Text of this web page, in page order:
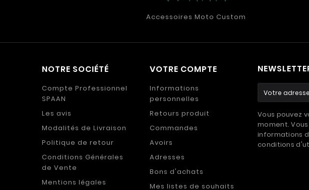
Accessoires Moto Custom
NOTRE SOCIÉTÉ
Compte Professionnel
SPAAN
Les avis
Modalités de Livraison
Politique de retour
Conditions Générales
de Vente
Mentions légales
VOTRE COMPTE
Informations
personnelles
Retours produit
Commandes
Avoirs
Adresses
Bons d'achats
Mes listes de souhaits
Vous pouvez
moment.
informations
conditions